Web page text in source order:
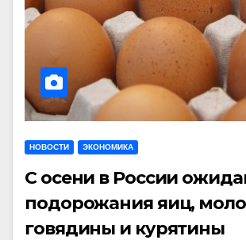
НОВОСТИ ЭКОНОМИКА
С осени в России
подорожания яиц,
говядины и курятины